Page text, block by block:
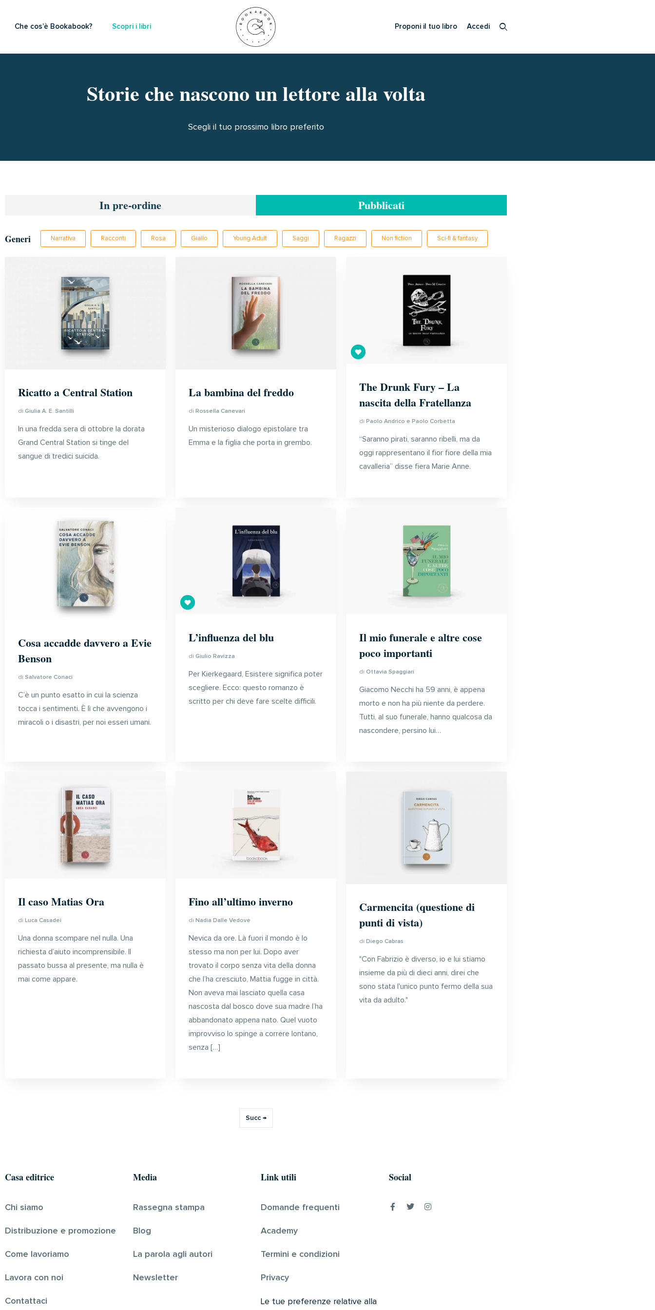
Che cos’è Bookabook? Scopri i libri Proponi il tuo libro Accedi
Storie che nascono un lettore alla volta
Scegli il tuo prossimo libro preferito
In pre-ordine Pubblicati
Generi Narrativa Racconti Rosa Giallo Young Adult Saggi Ragazzi Non fiction Sci-fi & fantasy
Ricatto a Central Station
di Giulia A. E. Santilli
In una fredda sera di ottobre la dorata
Grand Central Station si tinge del
sangue di tredici suicida.
La bambina del freddo
di Rossella Canevari
Un misterioso dialogo epistolare tra
Emma e la figlia che porta in grembo.
The Drunk Fury – La
nascita della Fratellanza
di Paolo Andrico e Paolo Corbetta
“Saranno pirati, saranno ribelli, ma da
oggi rappresentano il fior fiore della mia
cavalleria” disse fiera Marie Anne.
Cosa accadde davvero a Evie
Benson
di Salvatore Conaci
C’è un punto esatto in cui la scienza
tocca i sentimenti. È lì che avvengono i
miracoli o i disastri, per noi esseri umani.
L’influenza del blu
di Giulio Ravizza
Per Kierkegaard, Esistere significa poter
scegliere. Ecco: questo romanzo è
scritto per chi deve fare scelte difficili.
Il mio funerale e altre cose
poco importanti
di Ottavia Spaggiari
Giacomo Necchi ha 59 anni, è appena
morto e non ha più niente da perdere.
Tutti, al suo funerale, hanno qualcosa da
nascondere, persino lui…
Il caso Matias Ora
di Luca Casadei
Una donna scompare nel nulla. Una
richiesta d’aiuto incomprensibile. Il
passato bussa al presente, ma nulla è
mai come appare.
Fino all’ultimo inverno
di Nadia Dalle Vedove
Nevica da ore. Là fuori il mondo è lo
stesso ma non per lui. Dopo aver
trovato il corpo senza vita della donna
che l’ha cresciuto, Mattia fugge in città.
Non aveva mai lasciato quella casa
nascosta dal bosco dove sua madre l’ha
abbandonato appena nato. Quel vuoto
improvviso lo spinge a correre lontano,
senza […]
Carmencita (questione di
punti di vista)
di Diego Cabras
"Con Fabrizio è diverso, io e lui stiamo
insieme da più di dieci anni, direi che
sono stata l'unico punto fermo della sua
vita da adulto."
Succ →
Casa editrice
Chi siamo
Distribuzione e promozione
Come lavoriamo
Lavora con noi
Contattaci
Media
Rassegna stampa
Blog
La parola agli autori
Newsletter
Link utili
Domande frequenti
Academy
Termini e condizioni
Privacy
Le tue preferenze relative alla
Social